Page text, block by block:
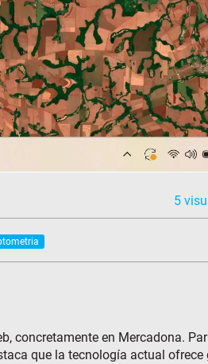
5
concretamente en Mercadona.
que la tecnología actual ofrece